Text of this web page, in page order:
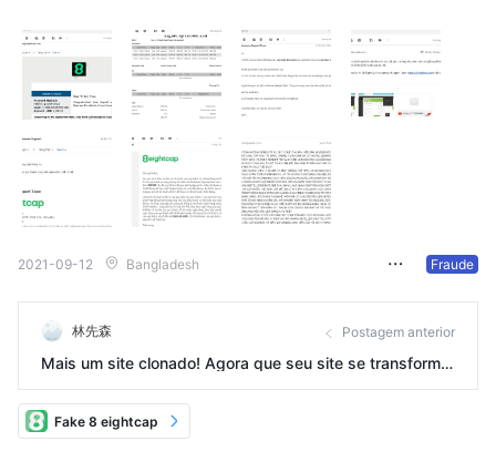
2021-09-12 Bangladesh Fraude
林先森
Mais um site clonado! Agora que seu site se transformo
u em um site de jogos de azar, não é difícil imaginar que
suas operações clonadas não renderam tão bem, então
Postagem anterior
Fake 8 eightcap